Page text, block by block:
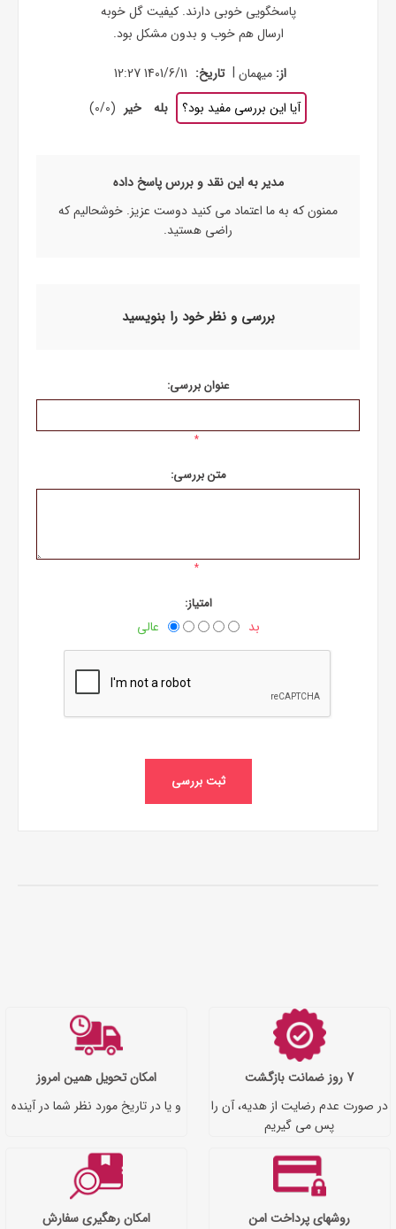
پاسخگویی خوبی دارند. کیفیت گل خوبه
ارسال هم خوب و بدون مشکل بود.
از: میهمان | تاریخ: 1401/6/11 12:27
آیا این بررسی مفید بود؟
بله خیر (
0/0
)
مدیر به این نقد و بررس پاسخ داده
ممنون که به ما اعتماد می کنید دوست عزیز. خوشحالیم که
راضی هستید.
بررسی و نظر خود را بنویسید
عنوان بررسی:
*
متن بررسی:
*
امتیاز:
بد عالی
ثبت بررسی
7 روز ضمانت بازگشت
در صورت عدم رضایت از هدیه، آن را
پس می گیریم
امکان تحویل همین امروز
و یا در تاریخ مورد نظر شما در آینده
روشهای پرداخت امن
امکان رهگیری سفارش